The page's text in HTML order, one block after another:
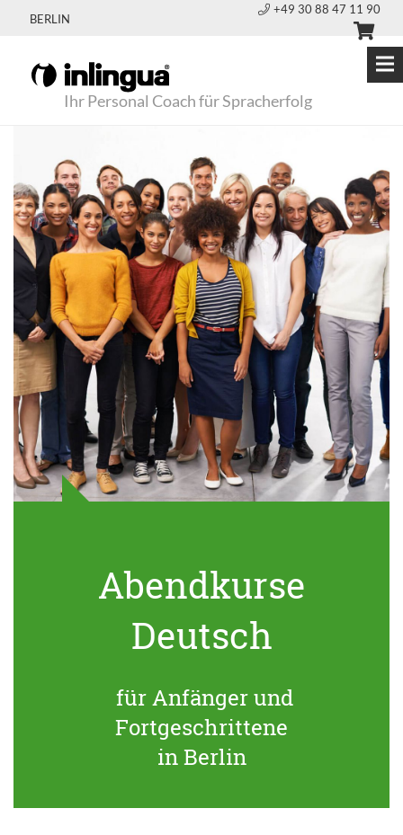
BERLIN
+49 30 88 47 11 90
Ihr Personal Coach für Spracherfolg
Abendkurse
Deutsch
für Anfänger und
Fortgeschrittene
in Berlin